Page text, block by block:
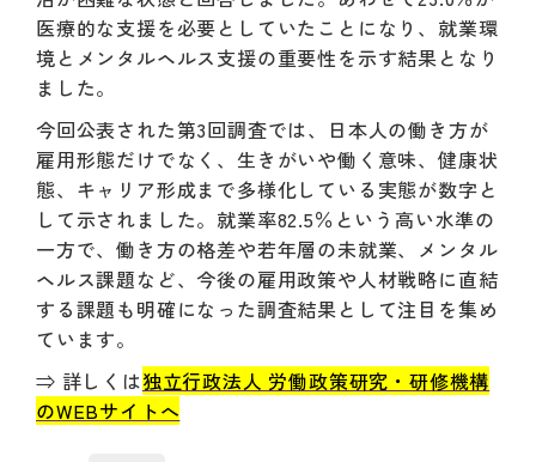
医療的な支援を必要としていたことになり、就業環
境とメンタルヘルス支援の重要性を示す結果となり
ました。
今回公表された第3回調査では、日本人の働き方が
雇用形態だけでなく、生きがいや働く意味、健康状
態、キャリア形成まで多様化している実態が数字と
して示されました。就業率82.5％という高い水準の
一方で、働き方の格差や若年層の未就業、メンタル
ヘルス課題など、今後の雇用政策や人材戦略に直結
する課題も明確になった調査結果として注目を集め
ています。
⇒ 詳しくは独立行政法人 労働政策研究・研修機構
のWEBサイトへ